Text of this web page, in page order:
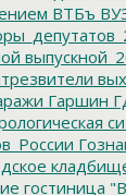
ВТБъ
Гаршин
гостиница